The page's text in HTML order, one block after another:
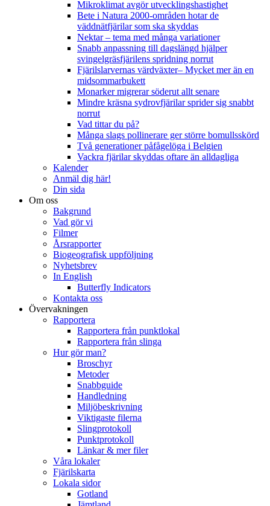
Mikroklimat avgör utvecklingshastighet
Bete i Natura 2000-områden hotar de
väddnätfjärilar som ska skyddas
Nektar – tema med många variationer
Snabb anpassning till dagslängd hjälper
svingelgräsfjärilens spridning norrut
Fjärilslarvernas värdväxter– Mycket mer än en
midsommarbukett
Monarker migrerar söderut allt senare
Mindre kräsna sydrovfjärilar sprider sig snabbt
norrut
Vad tittar du på?
Många slags pollinerare ger större bomullsskörd
Två generationer påfågelöga i Belgien
Vackra fjärilar skyddas oftare än alldagliga
Kalender
Anmäl dig här!
Din sida
Om oss
Bakgrund
Vad gör vi
Filmer
Årsrapporter
Biogeografisk uppföljning
Nyhetsbrev
In English
Butterfly Indicators
Kontakta oss
Övervakningen
Rapportera
Rapportera från punktlokal
Rapportera från slinga
Hur gör man?
Broschyr
Metoder
Snabbguide
Handledning
Miljöbeskrivning
Viktigaste filerna
Slingprotokoll
Punktprotokoll
Länkar & mer filer
Våra lokaler
Fjärilskarta
Lokala sidor
Gotland